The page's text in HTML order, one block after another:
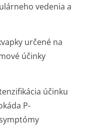
vedenia a
určené na
účinky
účinku
P-